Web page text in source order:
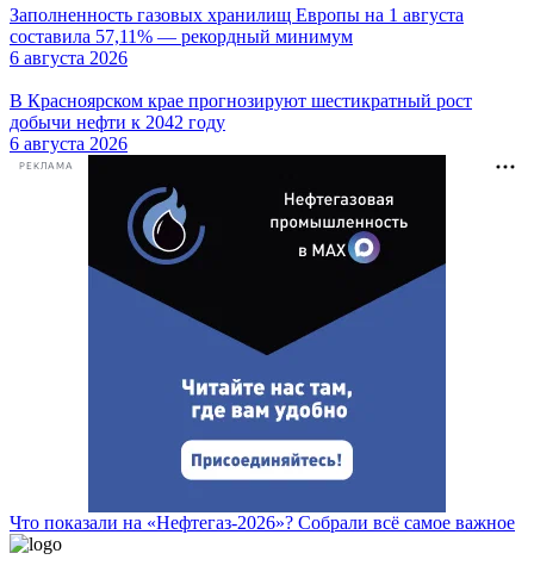
Заполненность газовых хранилищ Европы на 1 августа
составила 57,11% — рекордный минимум
6 августа 2026
В Красноярском крае прогнозируют шестикратный рост
добычи нефти к 2042 году
6 августа 2026
РЕКЛАМА
Что показали на «Нефтегаз-2026»? Собрали всё самое важное